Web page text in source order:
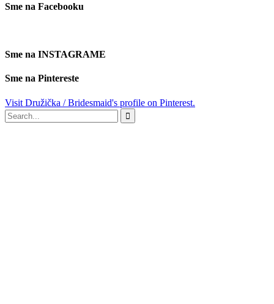
Sme na Facebooku
Sme na INSTAGRAME
Sme na Pintereste
Visit Družička / Bridesmaid's profile on Pinterest.
